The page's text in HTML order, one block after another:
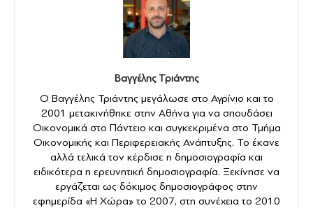
Βαγγέλης Τριάντης
Ο Βαγγέλης Τριάντης μεγάλωσε στο Αγρίνιο και το
2001 μετακινήθηκε στην Αθήνα για να σπουδάσει
Οικονομικά στο Πάντειο και συγκεκριμένα στο Τμήμα
Οικονομικής και Περιφερειακής Ανάπτυξης. Το έκανε
αλλά τελικά τον κέρδισε η δημοσιογραφία και
ειδικότερα η ερευνητική δημοσιογραφία. Ξεκίνησε να
εργάζεται ως δόκιμος δημοσιογράφος στην
εφημερίδα «Η Χώρα» το 2007, στη συνέχεια το 2010